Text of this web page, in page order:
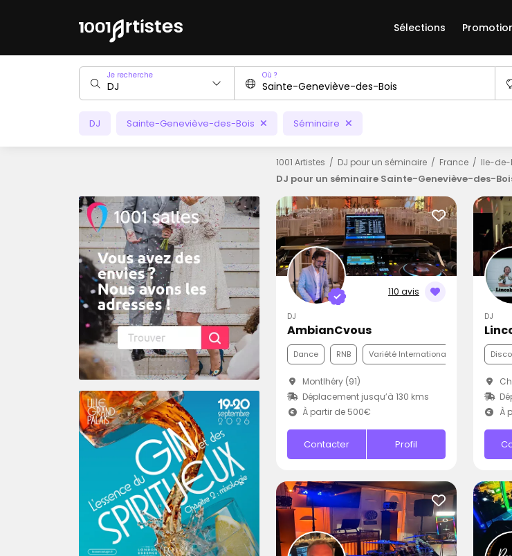
Sélections
Je recherche Où ?
DJ Sainte-Geneviève-des-Bois Séminaire
1001 Artistes DJ pour un séminaire France Ile-de-
DJ pour un séminaire Sainte-Geneviève-des-
110 avis
DJ
AmbianCvous
Dance RNB Variété Internationale
Montlhéry (91)
Déplacement jusqu’à 130 kms
À partir de 500€
Contacter Profil
DJ
Disco
À